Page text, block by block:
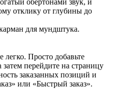
обертонами звук, и
отклику от глубины до
для мундштука.
Просто добавьте
перейдите на страницу
заказанных позиций и
или «Быстрый заказ».